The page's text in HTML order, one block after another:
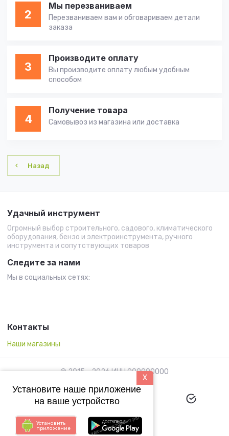
2
Мы перезваниваем
Перезваниваем вам и обговариваем детали
заказа
3
Производите оплату
Вы производите оплату любым удобным
способом
4
Получение товара
Самовывоз из магазина или доставка
Назад
Удачный инструмент
Огромный выбор строительного, садового, климатического
оборудования, бензо и электроинструмента, ручного
инструмента и сопутствующих товаров
Следите за нами
Мы в социальных сетях:
Контакты
Наши магазины
© 2015 - 2026 ИНН 000000000
X
Установите наше приложение
на ваше устройство
Установить
приложение